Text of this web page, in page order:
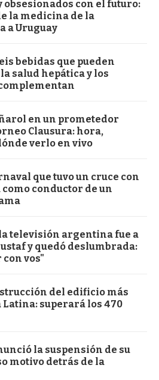
obsesionados con el futuro:
la medicina de la
a Uruguay
bebidas que pueden
salud hepática y los
en un prometedor
Clausura: hora,
verlo en vivo
que tuvo un cruce con
conductor de un
televisión argentina fue a
y quedó deslumbrada:
vos"
del edificio más
superará los 470
la suspensión de su
motivo detrás de la